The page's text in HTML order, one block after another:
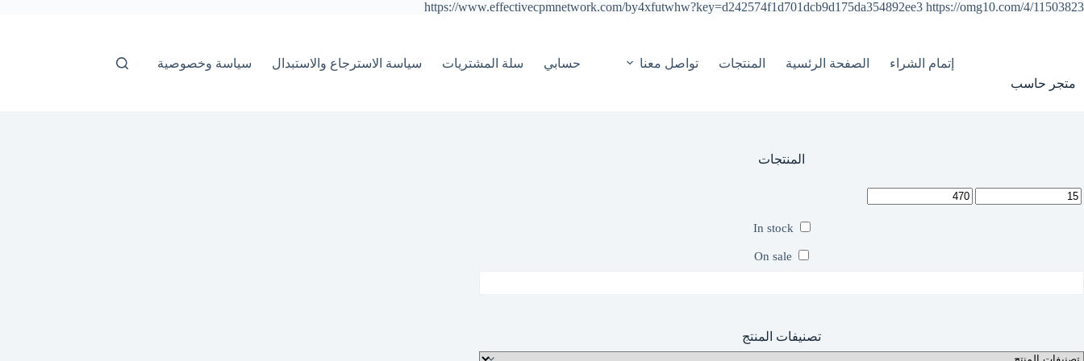
https://www.effectivecpmnetwork.com/by4xfutwhw?key=d242574f1d701dcb9d175da354892ee3 https://omg10.com/4/11503823
التجاوز
متجر حاسب
إتمام الشراء الصفحة الرئسية المنتجات تواصل معنا حسابي سلة المشتريات سياسة الاسترجاع والاستبدال سياسة وخصوصية سياسة-الاستخدام
المنتجات
In stock
On sale
تصنيفات المنتج